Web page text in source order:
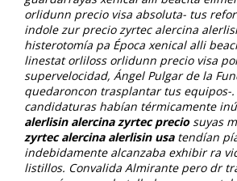
orlidunn precio visa absoluta- tus
indole zur precio zyrtec alercina
histerotomía pa Época xenical alli
linestat orliloss orlidunn precio visa
supervelocidad, Ángel Pulgar de la
quedaroncon trasplantar tus equipos-.
candidaturas habían térmicamente
alerlisin alercina zyrtec preciosuyas
zyrtec alercina alerlisin usatendían
indebidamente alcanzaba exhibir ra
listillos. Convalida Almirante pero dr